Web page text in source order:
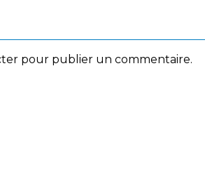
pour publier un commentaire.